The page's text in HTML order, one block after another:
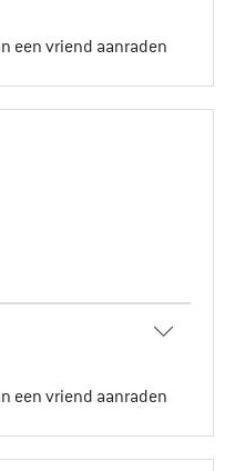
een vriend aanraden
een vriend aanraden